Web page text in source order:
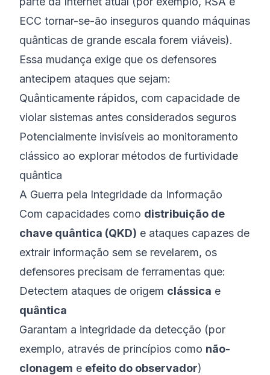
ECC tornar-se-ão inseguros quando máquinas
quânticas de grande escala forem viáveis).
Essa mudança exige que os defensores
antecipem ataques que sejam:
Quânticamente rápidos, com capacidade de
violar sistemas antes considerados seguros
Potencialmente invisíveis ao monitoramento
clássico ao explorar métodos de furtividade
quântica
A Guerra pela Integridade da Informação
Com capacidades como distribuição de
chave quântica (QKD) e ataques capazes de
extrair informação sem se revelarem, os
defensores precisam de ferramentas que:
Detectem ataques de origem clássica e
quântica
Garantam a integridade da detecção (por
exemplo, através de princípios como não-
clonagem e efeito do observador)